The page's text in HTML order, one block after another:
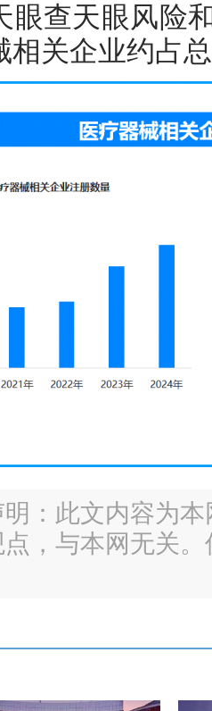
眼查天眼风险
相关企业约占
：此文内容为
，与本网无关